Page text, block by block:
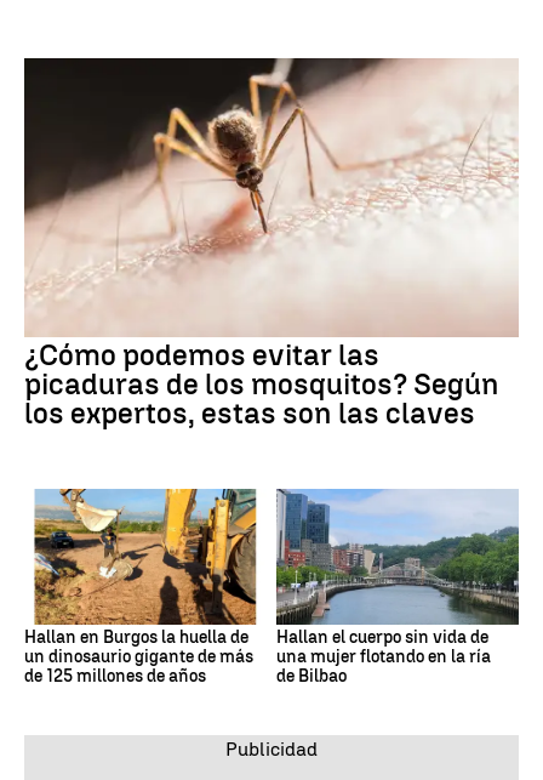
¿Cómo podemos evitar las
picaduras de los mosquitos? Según
los expertos, estas son las claves
Hallan en Burgos la huella de
un dinosaurio gigante de más
de 125 millones de años
Hallan el cuerpo sin vida de
una mujer flotando en la ría
de Bilbao